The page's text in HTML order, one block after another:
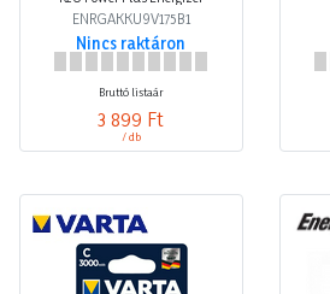
ENRGAKKU9V175B1
Nincs raktáron
Bruttó listaár
3 899 Ft
/ db